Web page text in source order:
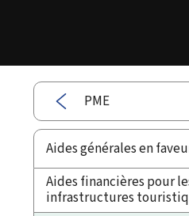
PME
Aides générales en
Aides financières pour
infrastructures